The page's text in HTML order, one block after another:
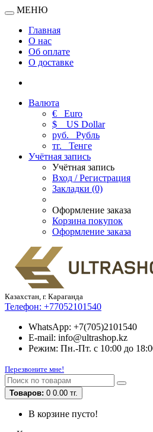
МЕНЮ
Главная
О нас
Об оплате
О доставке
Валюта
€ Euro
$
US Dollar
руб. Рубль
тг. Тенге
Учётная запись
Учётная запись
Вход / Регистрация
Закладки (0)
Оформление заказа
Корзина покупок
Оформление заказа
Казахстан, г. Караганда
Телефон: +77052101540
WhatsApp: +7(705)2101540
E-mail: info@ultrashop.kz
Режим: Пн.-Пт. с 10:00 до
Перезвоните мне!
Товаров: 0 0.00 тг.
В корзине пусто!